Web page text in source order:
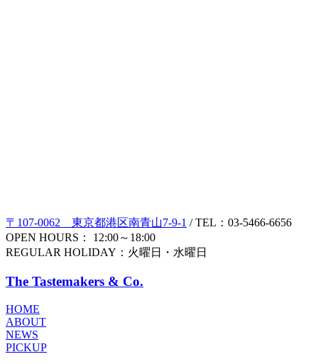
〒107-0062 東京都港区南青山7-9-1 / TEL：03-5466-6656
OPEN HOURS： 12:00～18:00
REGULAR HOLIDAY：火曜日・水曜日
The Tastemakers & Co.
HOME
ABOUT
NEWS
PICKUP